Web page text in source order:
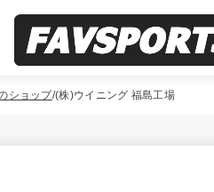
ショップ (株)ウイニング 福島工場